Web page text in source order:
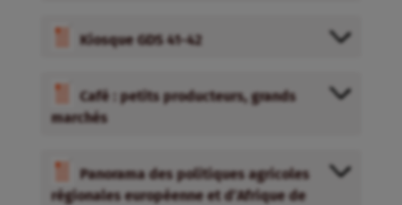
Kiosque GDS 41-42
Café : petits producteurs, grands
marchés
Panorama des politiques agricoles
régionales européenne et d’Afrique de